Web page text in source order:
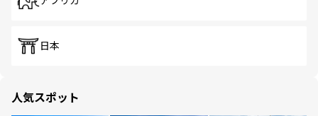
日本
人気スポット